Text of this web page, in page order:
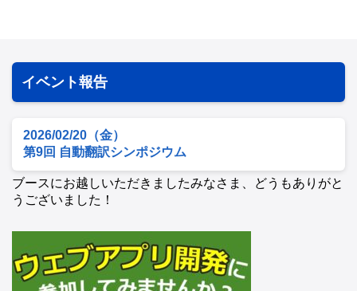
イベント報告
2026/02/20（金）
第9回 自動翻訳シンポジウム
ブースにお越しいただきましたみなさま、どうもありがと
うございました！